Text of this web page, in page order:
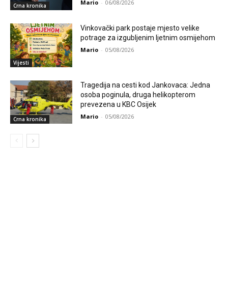
Crna kronika Mario - 06/08/2026
Vijesti
Vinkovački park postaje mjesto velike
potrage za izgubljenim ljetnim osmijehom
Mario - 05/08/2026
Crna kronika
Tragedija na cesti kod Jankovaca: Jedna
osoba poginula, druga helikopterom
prevezena u KBC Osijek
Mario - 05/08/2026